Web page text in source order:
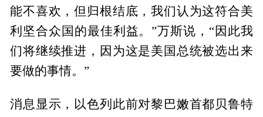
能不喜欢，但归根结底，我们认为这符合美
利坚合众国的最佳利益。”万斯说，“因此我
们将继续推进，因为这是美国总统被选出来
要做的事情。”
消息显示，以色列此前对黎巴嫩首都贝鲁特